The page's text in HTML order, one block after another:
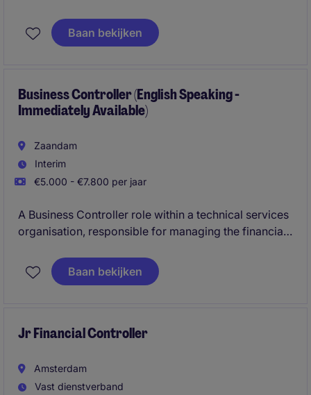
complexe projecten en contracten binnen een
toonaangevende technische dienstverlener. In deze
optimaliseren, risico's te beheersen en strategische
besluitvorming te ondersteunen.
Baan bekijken
Business Controller (English Speaking -
Immediately Available)
Zaandam
Interim
€5.000 - €7.800 per jaar
A Business Controller role within a technical services
organisation, responsible for managing the financial
will work closely with project managers and
leadership teams, providing forecasting, reporting
processes, and helping drive profitability, cash flow
Baan bekijken
Jr Financial Controller
Amsterdam
Vast dienstverband